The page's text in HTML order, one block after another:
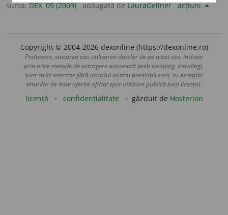
sursa:DEX '09 (2009) adăugată deLauraGellner acțiuni
Copyright © 2004-2026 dexonline (https://dexonline.ro)
Preluarea, stocarea sau utilizarea datelor de pe acest site, inclusiv
prin orice metode de extragere automată (web scraping, crawling),
sunt strict interzise fără acordul nostru prealabil scris, cu excepția
seturilor de date oferite oficial spre utilizare publică (vezi licența).
licență confidențialitate găzduit de Hosterion